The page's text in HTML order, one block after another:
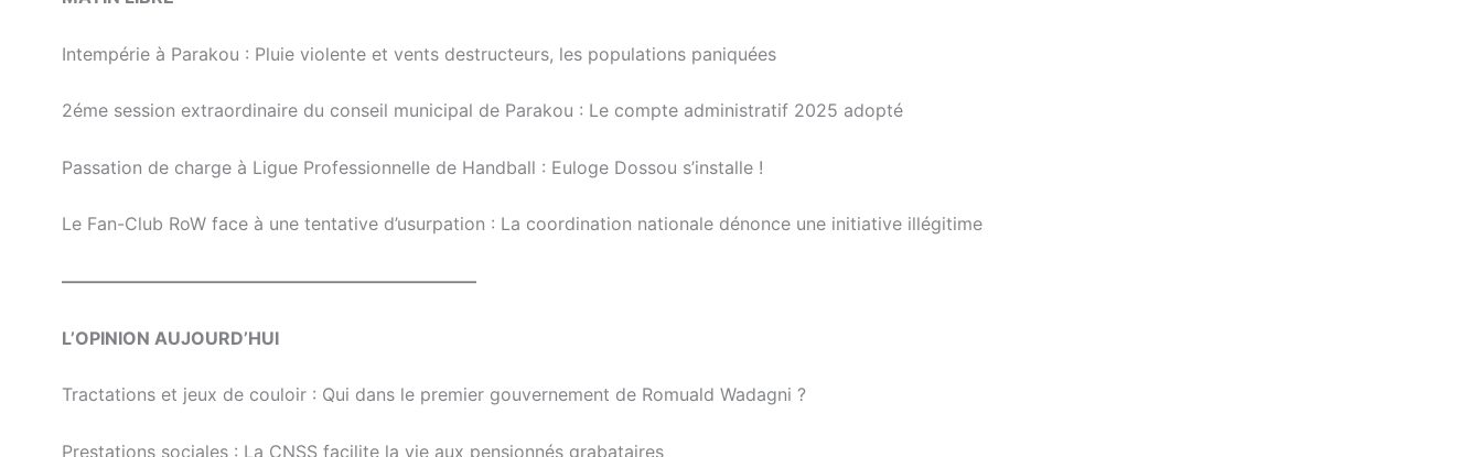
Intempérie à Parakou : Pluie violente et vents destructeurs, les populations paniquées
2éme session extraordinaire du conseil municipal de Parakou : Le compte administratif 2025 adopté
Passation de charge à Ligue Professionnelle de Handball : Euloge Dossou s’installe !
Le Fan-Club RoW face à une tentative d’usurpation : La coordination nationale dénonce une initiative illégitime
———————————————————————–
L’OPINION AUJOURD’HUI
Tractations et jeux de couloir : Qui dans le premier gouvernement de Romuald Wadagni ?
Prestations sociales : La CNSS facilite la vie aux pensionnés grabataires